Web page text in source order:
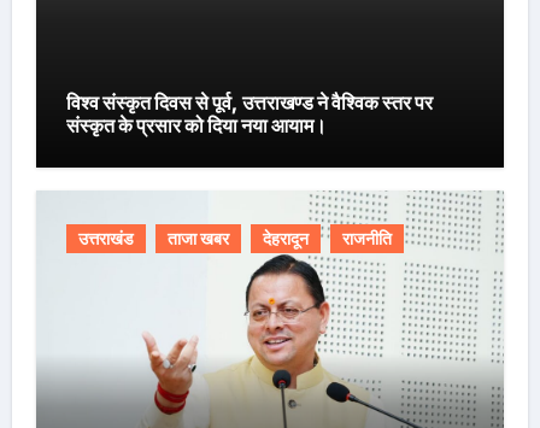
विश्व संस्कृत दिवस से पूर्व, उत्तराखण्ड ने वैश्विक स्तर पर
संस्कृत के प्रसार को दिया नया आयाम।
उत्तराखंड ताजा खबर देहरादून राजनीति